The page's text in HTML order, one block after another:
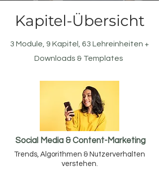
Kapitel-Übersicht
3 Module, 9 Kapitel, 63 Lehreinheiten +
Downloads & Templates
Social Media & Content-Marketing
Trends, Algorithmen & Nutzerverhalten
verstehen.